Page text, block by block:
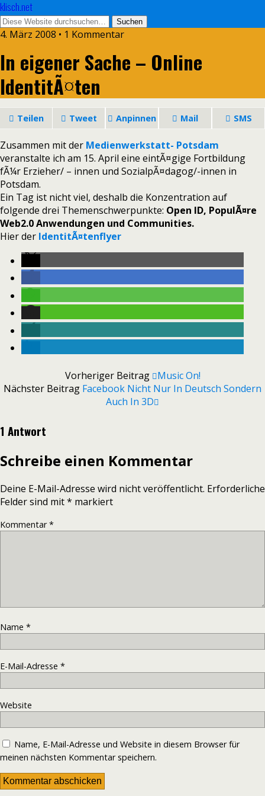
klisch.net
4. März 2008 • 1 Kommentar
In eigener Sache – Online
IdentitÃ¤ten
Teilen Tweet Anpinnen Mail SMS
Zusammen mit der Medienwerkstatt- Potsdam
veranstalte ich am 15. April eine eintÃ¤gige Fortbildung
fÃ¼r Erzieher/ – innen und SozialpÃ¤dagog/-innen in
Potsdam.
Ein Tag ist nicht viel, deshalb die Konzentration auf
folgende drei Themenschwerpunkte: Open ID, PopulÃ¤re
Web2.0 Anwendungen und Communities.
Hier der IdentitÃ¤tenflyer
Vorheriger Beitrag
Music On!
Nächster Beitrag Facebook Nicht Nur In Deutsch Sondern
Auch In 3D
1 Antwort
Schreibe einen Kommentar
Deine E-Mail-Adresse wird nicht veröffentlicht. Erforderliche
Felder sind mit* markiert
Kommentar*
Name *
E-Mail-Adresse *
Website
Name, E-Mail-Adresse und Website in diesem Browser für
meinen nächsten Kommentar speichern.